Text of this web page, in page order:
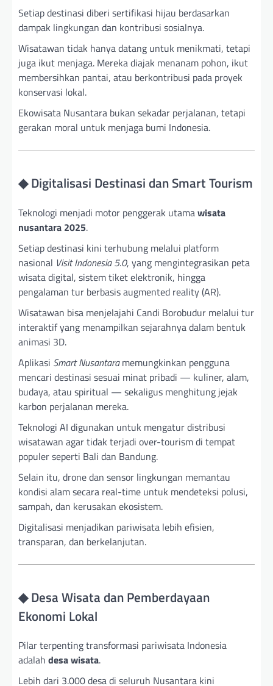
Setiap destinasi diberi sertifikasi hijau berdasarkan
dampak lingkungan dan kontribusi sosialnya.
Wisatawan tidak hanya datang untuk menikmati, tetapi
juga ikut menjaga. Mereka diajak menanam pohon, ikut
membersihkan pantai, atau berkontribusi pada proyek
konservasi lokal.
Ekowisata Nusantara bukan sekadar perjalanan, tetapi
gerakan moral untuk menjaga bumi Indonesia.
◆ Digitalisasi Destinasi dan Smart Tourism
Teknologi menjadi motor penggerak utamawisata
nusantara 2025.
Setiap destinasi kini terhubung melalui platform
nasional Visit Indonesia 5.0, yang mengintegrasikan peta
wisata digital, sistem tiket elektronik, hingga
pengalaman tur berbasis augmented reality (AR).
Wisatawan bisa menjelajahi Candi Borobudur melalui tur
interaktif yang menampilkan sejarahnya dalam bentuk
animasi 3D.
Aplikasi Smart Nusantaramemungkinkan pengguna
mencari destinasi sesuai minat pribadi — kuliner, alam,
budaya, atau spiritual — sekaligus menghitung jejak
karbon perjalanan mereka.
Teknologi AI digunakan untuk mengatur distribusi
wisatawan agar tidak terjadi over-tourism di tempat
populer seperti Bali dan Bandung.
Selain itu, drone dan sensor lingkungan memantau
kondisi alam secara real-time untuk mendeteksi polusi,
sampah, dan kerusakan ekosistem.
Digitalisasi menjadikan pariwisata lebih efisien,
transparan, dan berkelanjutan.
◆ Desa Wisata dan Pemberdayaan
Ekonomi Lokal
Pilar terpenting transformasi pariwisata Indonesia
adalah desa wisata.
Lebih dari 3.000 desa di seluruh Nusantara kini